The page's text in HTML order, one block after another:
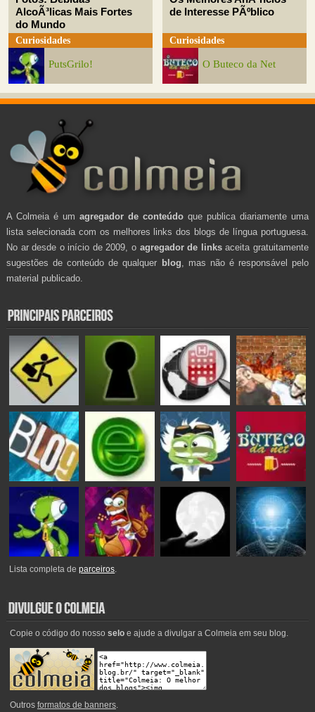
AlcoÃ³licas Mais Fortes
do Mundo
Curiosidades
PutsGrilo!
de Interesse PÃºblico
Curiosidades
O Buteco da Net
A Colmeia é um agregador de conteúdo que publica diariamente uma
lista selecionada com os melhores links dos blogs de língua portuguesa.
No ar desde o início de 2009, o agregador de linksaceita gratuitamente
sugestões de conteúdo de qualquer blog , mas não é responsável pelo
material publicado.
Lista completa deparceiros.
Copie o código do nosso seloe ajude a divulgar a Colmeia em seu blog.
Outros formatos de banners.